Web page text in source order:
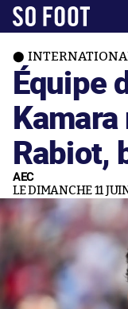
Équipe
Rabiot,
AEC
LE DIMANCHE 11